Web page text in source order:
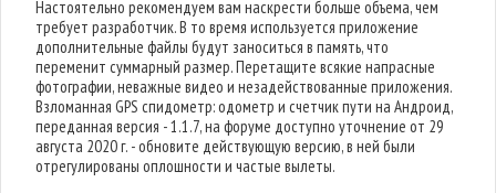
Настоятельно рекомендуем вам наскрести больше объема, чем
требует разработчик. В то время используется приложение
дополнительные файлы будут заноситься в память, что
переменит суммарный размер. Перетащите всякие напрасные
фотографии, неважные видео и незадействованные приложения.
Взломанная GPS спидометр: одометр и счетчик пути на Андроид,
переданная версия - 1.1.7, на форуме доступно уточнение от 29
августа 2020 г. - обновите действующую версию, в ней были
отрегулированы оплошности и частые вылеты.